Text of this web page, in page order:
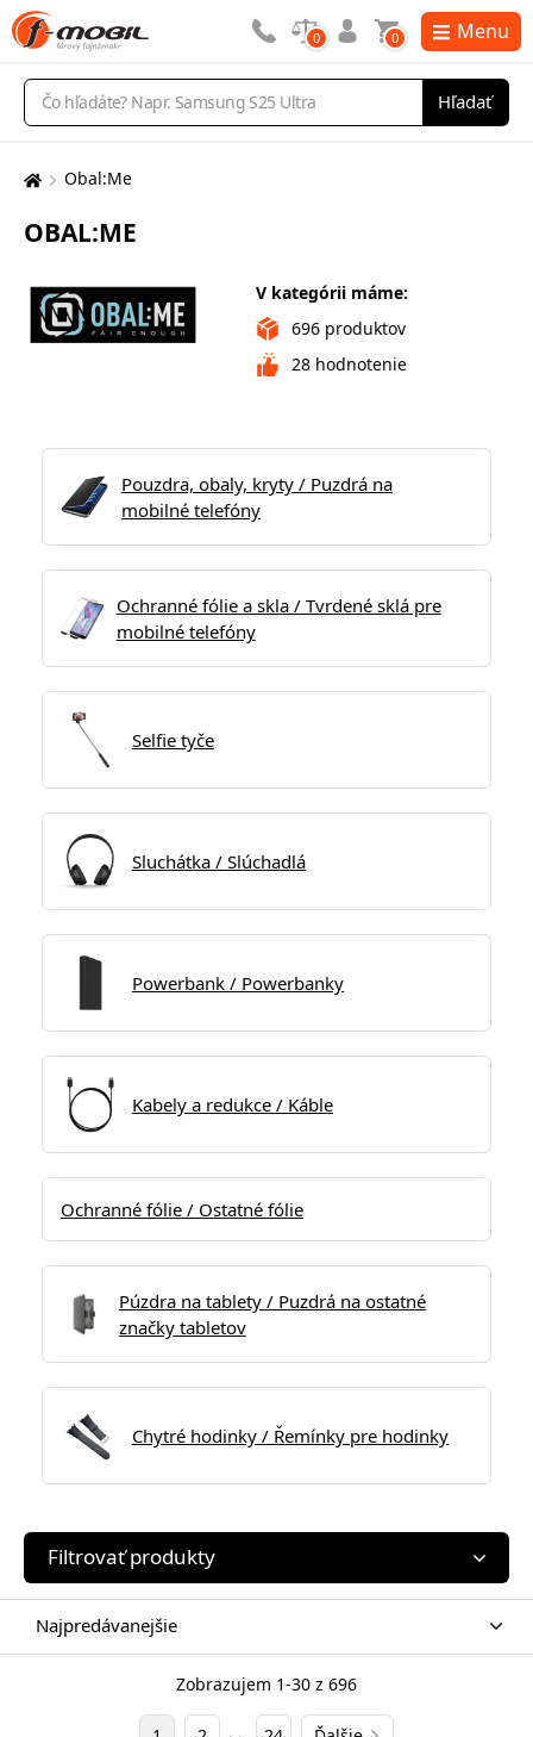
Vyhľadávanie
Hľadať
0 0 Menu
Tu
nachádzate:
Obal:Me
OBAL:ME
V kategórii máme:
696 produktov
28 hodnotenie
Pouzdra, obaly, kryty / Puzdrá na
mobilné telefóny
Ochranné fólie a skla / Tvrdené sklá pre
mobilné telefóny
Selfie tyče
Sluchátka / Slúchadlá
Powerbank / Powerbanky
Kabely a redukce / Káble
Ochranné fólie / Ostatné fólie
Púzdra na tablety / Puzdrá na ostatné
značky tabletov
Chytré hodinky / Řemínky pre hodinky
Filtrovať produkty
Najpredávanejšie
Zobrazujem 1-30 z 696